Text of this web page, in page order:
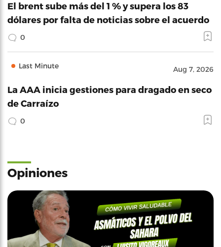
El brent sube más del 1 % y supera los 83
dólares por falta de noticias sobre el acuerdo
0
Last Minute Aug 7, 2026
La AAA inicia gestiones para dragado en seco
de Carraízo
0
Opiniones